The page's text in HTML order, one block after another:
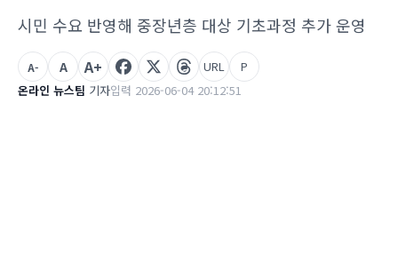
시민 수요 반영해 중장년층 대상 기초과정 추가 운영
온라인 뉴스팀 기자입력 2026-06-04 20:12:51
A- A A+ URL P